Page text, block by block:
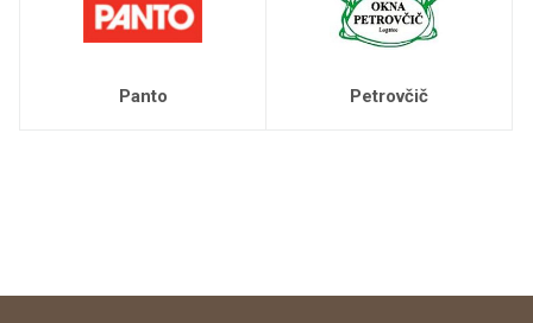
Panto Petrovčič